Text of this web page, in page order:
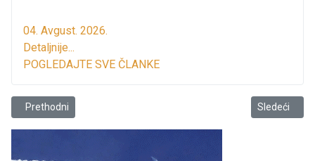
04. Avgust. 2026.
Detaljnije...
POGLEDAJTE SVE ČLANKE
Prethodni članak: Susreti sa Svetim Ocem u Barceloni
Prethodni Sledeći
Sledeći